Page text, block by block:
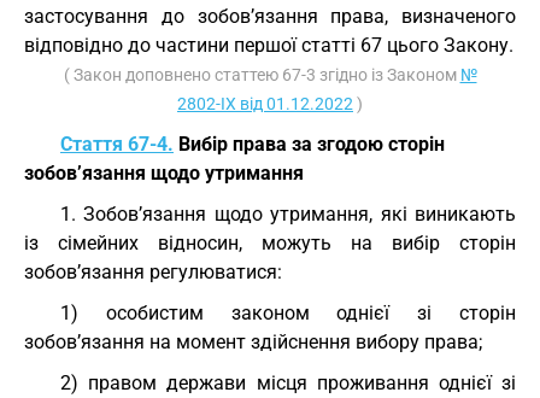
застосування до зобов’язання права, визначеного
відповідно до частини першої статті 67 цього Закону.
( Закон доповнено статтею 67-3 згідно із Законом №
2802-IX від 01.12.2022 )
Стаття 67-4. Вибір права за згодою сторін
зобов’язання щодо утримання
1. Зобов’язання щодо утримання, які виникають
із сімейних відносин, можуть на вибір сторін
зобов’язання регулюватися:
1) особистим законом однієї зі сторін
зобов’язання на момент здійснення вибору права;
2) правом держави місця проживання однієї зі